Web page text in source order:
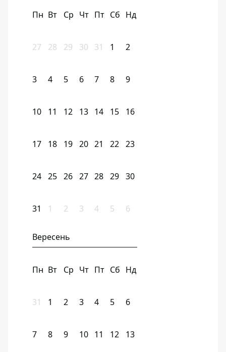
Пн Вт Ср Чт Пт Сб Нд
27 28 29 30 31 1 2
3 4 5 6 7 8 9
10 11 12 13 14 15 16
17 18 19 20 21 22 23
24 25 26 27 28 29 30
31 1 2 3 4 5 6
Вересень
Пн Вт Ср Чт Пт Сб Нд
31 1 2 3 4 5 6
7 8 9 10 11 12 13